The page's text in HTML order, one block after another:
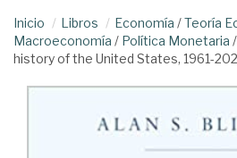
Inicio Libros Economía /Teoría
Macroeconomía / Política Monetaria /
history of the United States, 1961-